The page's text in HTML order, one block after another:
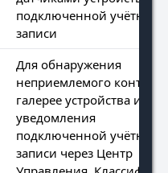
подключенной учётной
записи
Для обнаружения
неприемлемого
галерее устройства и
уведомления
подключенной учётной
записи через Центр